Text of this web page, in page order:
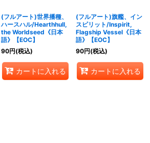
(フルアート)世界播種、
ハースハル/Hearthhull,
the Worldseed《日本
語》【EOC】
90円(税込)
カートに入れる
(フルアート)旗艦、イン
スピリット/Inspirit,
Flagship Vessel《日本
語》【EOC】
90円(税込)
カートに入れる